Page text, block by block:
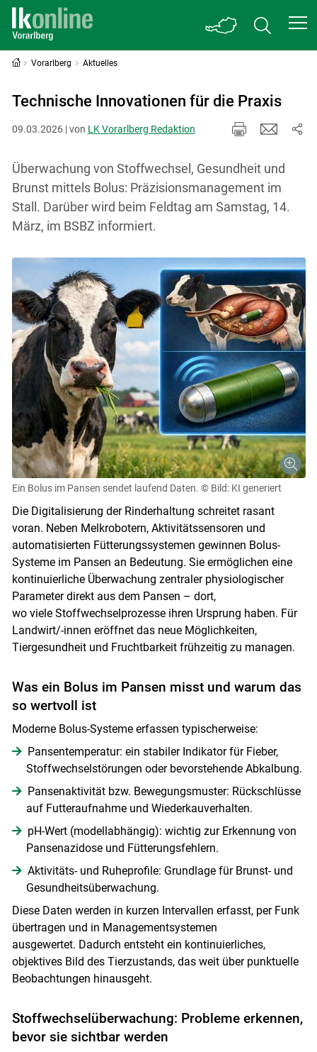
Skip to main content
Vorarlberg Aktuelles
Technische Innovationen für die Praxis
09.03.2026 | von LK Vorarlberg Redaktion
Überwachung von Stoffwechsel, Gesundheit und
Brunst mittels Bolus: Präzisionsmanagement im
Stall. Darüber wird beim Feldtag am Samstag, 14.
März, im BSBZ informiert.
Ein Bolus im Pansen sendet laufend Daten. © Bild: KI generiert
Die Digitalisierung der Rinderhaltung schreitet rasant
voran. Neben Melkrobotern, Aktivitätssensoren und
automatisierten Fütterungssystemen gewinnen Bolus-
Systeme im Pansen an Bedeutung. Sie ermöglichen eine
kontinuierliche Überwachung zentraler physiologischer
Parameter direkt aus dem Pansen – dort,
wo viele Stoffwechselprozesse ihren Ursprung haben. Für
Landwirt/-innen eröffnet das neue Möglichkeiten,
Tiergesundheit und Fruchtbarkeit frühzeitig zu managen.
Was ein Bolus im Pansen misst und warum das
so wertvoll ist
Moderne Bolus-Systeme erfassen typischerweise:
Pansentemperatur: ein stabiler Indikator für Fieber,
Stoffwechselstörungen oder bevorstehende Abkalbung.
Pansenaktivität bzw. Bewegungsmuster: Rückschlüsse
auf Futteraufnahme und Wiederkauverhalten.
pH-Wert (modellabhängig): wichtig zur Erkennung von
Pansenazidose und Fütterungsfehlern.
Aktivitäts- und Ruheprofile: Grundlage für Brunst- und
Gesundheitsüberwachung.
Diese Daten werden in kurzen Intervallen erfasst, per Funk
übertragen und in Managementsystemen
ausgewertet. Dadurch entsteht ein kontinuierliches,
objektives Bild des Tierzustands, das weit über punktuelle
Beobachtungen hinausgeht.
Stoffwechselüberwachung: Probleme erkennen,
bevor sie sichtbar werden